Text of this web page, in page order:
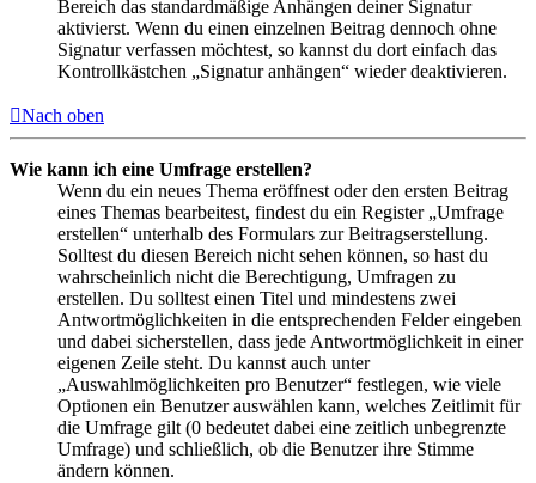
Bereich das standardmäßige Anhängen deiner Signatur
aktivierst. Wenn du einen einzelnen Beitrag dennoch ohne
Signatur verfassen möchtest, so kannst du dort einfach das
Kontrollkästchen „Signatur anhängen“ wieder deaktivieren.
Nach oben
Wie kann ich eine Umfrage erstellen?
Wenn du ein neues Thema eröffnest oder den ersten Beitrag
eines Themas bearbeitest, findest du ein Register „Umfrage
erstellen“ unterhalb des Formulars zur Beitragserstellung.
Solltest du diesen Bereich nicht sehen können, so hast du
wahrscheinlich nicht die Berechtigung, Umfragen zu
erstellen. Du solltest einen Titel und mindestens zwei
Antwortmöglichkeiten in die entsprechenden Felder eingeben
und dabei sicherstellen, dass jede Antwortmöglichkeit in einer
eigenen Zeile steht. Du kannst auch unter
„Auswahlmöglichkeiten pro Benutzer“ festlegen, wie viele
Optionen ein Benutzer auswählen kann, welches Zeitlimit für
die Umfrage gilt (0 bedeutet dabei eine zeitlich unbegrenzte
Umfrage) und schließlich, ob die Benutzer ihre Stimme
ändern können.